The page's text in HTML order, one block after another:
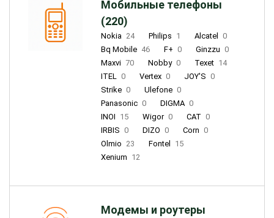
Мобильные телефоны
(220)
Nokia 24 Philips 1 Alcatel
0
Bq Mobile 46 F+ 0 Ginzzu 0
Maxvi 70 Nobby 0 Texet 14
ITEL 0 Vertex 0 JOY'S 0
Strike 0 Ulefone 0
Panasonic 0 DIGMA 0
INOI 15 Wigor 0 CAT 0
IRBIS 0 DIZO 0 Corn 0
Olmio 23 Fontel
15
Xenium 12
Модемы и роутеры